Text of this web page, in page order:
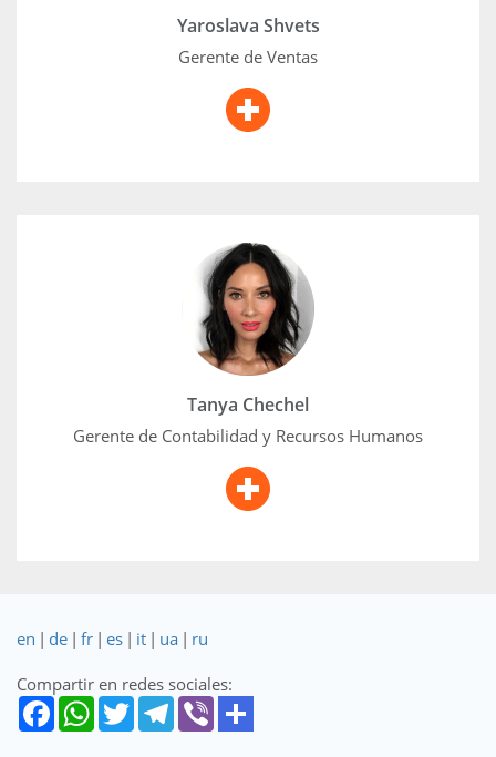
Yaroslava Shvets
Gerente de Ventas
Tanya Chechel
Gerente de Contabilidad y Recursos Humanos
Tanya Chechel
Tanya utiliza sus destacadas habilidades
organizativas para recopilar y clasificar registros de
clientes y empleados, supervisando eficazmente
nuestras operaciones de contabilidad y recursos
humanos. Con experiencia previa en puestos de
tecnología, Tanya aporta una amplia experiencia a su
rol.
en | de | fr | es | it | ua | ru
Compartir en redes sociales: